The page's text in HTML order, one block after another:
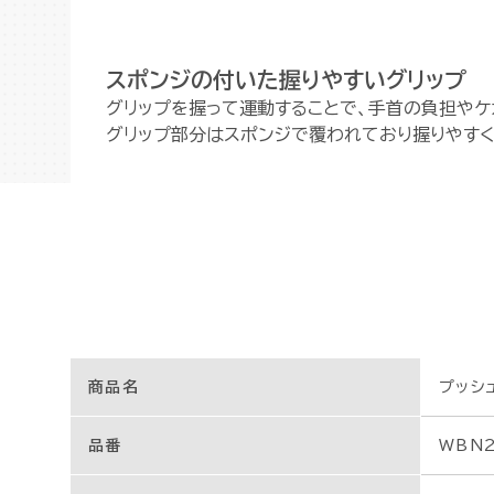
スポンジの付いた握りやすいグリップ
グリップを握って運動することで、手首の負担や
グリップ部分はスポンジで覆われており握りやす
商品名 プッシ
品番